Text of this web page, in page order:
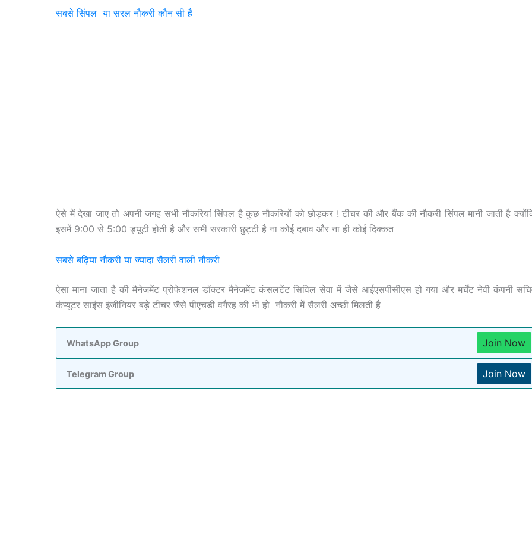
सबसे सिंपल या सरल नौकरी कौन सी है
ऐसे में देखा जाए तो अपनी जगह सभी नौकरियां सिंपल है कुछ नौकरियों को छोड़कर ! टीचर की और बैंक की नौकरी सिंपल मानी जाती है
इसमें 9:00 से 5:00 ड्यूटी होती है और सभी सरकारी छुट्टी है ना कोई दबाव और ना ही कोई दिक्कत
सबसे बढ़िया नौकरी या ज्यादा सैलरी वाली नौकरी
ऐसा माना जाता है की मैनेजमेंट प्रोफेशनल डॉक्टर मैनेजमेंट कंसलटेंट सिविल सेवा में जैसे आईएसपीसीएस हो गया और मर्चेंट नेवी कंपनी
कंप्यूटर साइंस इंजीनियर बड़े टीचर जैसे पीएचडी वगैरह की भी हो नौकरी में सैलरी अच्छी मिलती है
WhatsApp Group Join Now
Telegram Group Join Now